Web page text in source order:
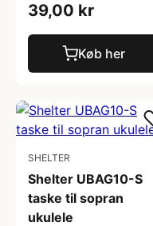
39,00 kr
Køb her
SHELTER
Shelter UBAG10-S
taske til sopran
ukulele